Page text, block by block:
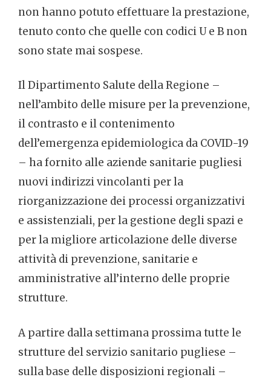
non hanno potuto effettuare la prestazione,
tenuto conto che quelle con codici U e B non
sono state mai sospese.
Il Dipartimento Salute della Regione –
nell’ambito delle misure per la prevenzione,
il contrasto e il contenimento
dell’emergenza epidemiologica da COVID-19
– ha fornito alle aziende sanitarie pugliesi
nuovi indirizzi vincolanti per la
riorganizzazione dei processi organizzativi
e assistenziali, per la gestione degli spazi e
per la migliore articolazione delle diverse
attività di prevenzione, sanitarie e
amministrative all’interno delle proprie
strutture.
A partire dalla settimana prossima tutte le
strutture del servizio sanitario pugliese –
sulla base delle disposizioni regionali –